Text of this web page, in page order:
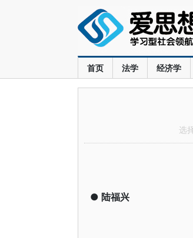
首页 法学 经济学
选
● 陆福兴